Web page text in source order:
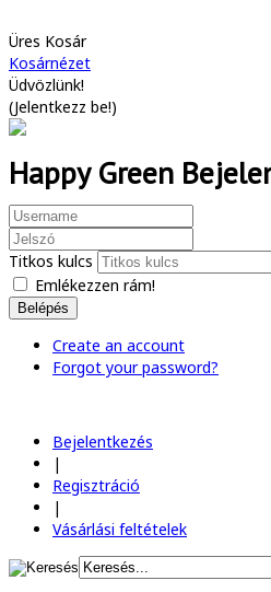
Üres Kosár
Kosárnézet
Üdvözlünk!
(Jelentkezz be!)
Happy Green
Titkos kulcs
Emlékezzen rám!
Belépés
Create an account
Forgot your password?
Bejelentkezés
|
Regisztráció
|
Vásárlási feltételek